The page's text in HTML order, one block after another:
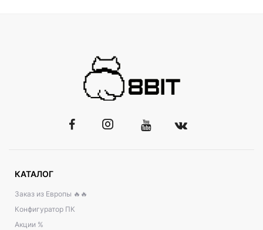
КАТАЛОГ
Заказ из Европы 🔥🔥
Конфигуратор ПК
Акции %